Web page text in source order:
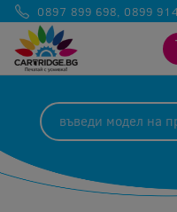
0897 899 698, 0899